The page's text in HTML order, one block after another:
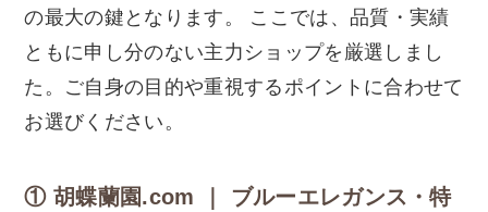
の最大の鍵となります。 ここでは、品質・実績
ともに申し分のない主力ショップを厳選しまし
た。ご自身の目的や重視するポイントに合わせて
お選びください。
① 胡蝶蘭園.com ｜ ブルーエレガンス・特